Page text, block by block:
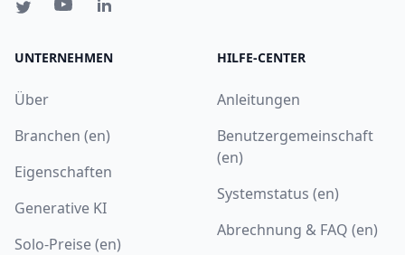
UNTERNEHMEN
Über
Branchen (en)
Eigenschaften
Generative KI
Solo-Preise (en)
HILFE-CENTER
Anleitungen
Benutzergemeinschaft
(en)
Systemstatus (en)
Abrechnung & FAQ (en)